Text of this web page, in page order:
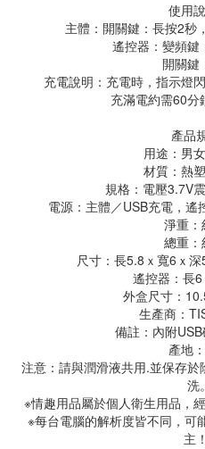
使用
主體：開關鍵：長按2秒，
遙控器：變頻鍵
開關鍵：短
充電說明：充電時，指示燈
充滿電約需60分鐘，
產品
用途：男
材質：熱
規格：電壓3.7V
電源：主體／USB充電，遙
淨重：
總重：
尺寸：長5.8ｘ寬6ｘ
遙控器：長6ｘ
外盒尺寸：
生產商：
備註：內附
產地
注意：請與潤滑液共用.並保存
洗。
※情趣用品屬於個人衛生用品，
※每台電腦的解析度皆不同，可
主